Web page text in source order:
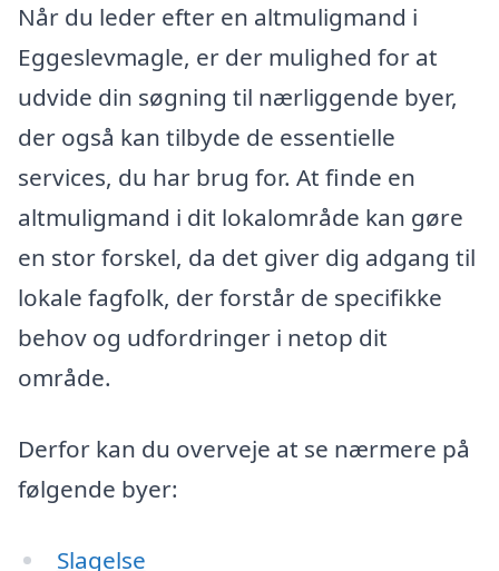
Når du leder efter en altmuligmand i
Eggeslevmagle, er der mulighed for at
udvide din søgning til nærliggende byer,
der også kan tilbyde de essentielle
services, du har brug for. At finde en
altmuligmand i dit lokalområde kan gøre
en stor forskel, da det giver dig adgang til
lokale fagfolk, der forstår de specifikke
behov og udfordringer i netop dit
område.
Derfor kan du overveje at se nærmere på
følgende byer:
Slagelse